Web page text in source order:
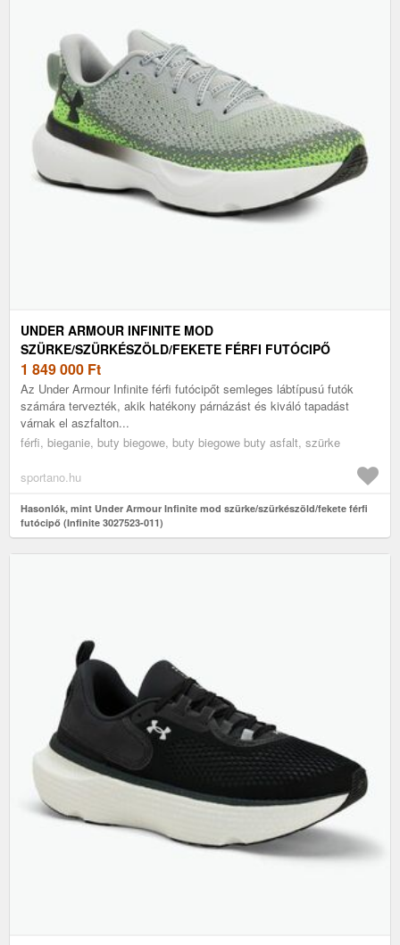
UNDER ARMOUR INFINITE MOD
SZÜRKE/SZÜRKÉSZÖLD/FEKETE FÉRFI FUTÓCIPŐ
(INFINITE 3027523-011)
1 849 000 Ft
Az Under Armour Infinite férfi futócipőt semleges lábtípusú futók
számára tervezték, akik hatékony párnázást és kiváló tapadást
várnak el aszfalton...
férfi, bieganie, buty biegowe, buty biegowe buty asfalt, szürke
sportano.hu
Hasonlók, mint Under Armour Infinite mod szürke/szürkészöld/fekete férfi
futócipő (Infinite 3027523-011)